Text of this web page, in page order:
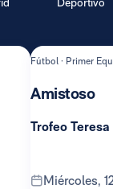
Fútbol · Primer
Amistoso
Trofeo
miércoles,